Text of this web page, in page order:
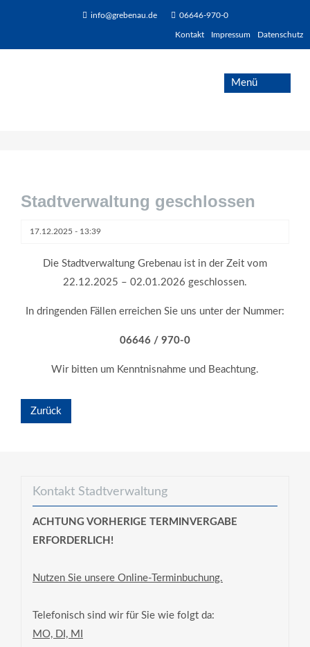
info@grebenau.de 06646-970-0
Kontakt Impressum Datenschutz
Stadtverwaltung geschlossen
17.12.2025 - 13:39
Die Stadtverwaltung Grebenau ist in der Zeit vom
22.12.2025 – 02.01.2026 geschlossen.
In dringenden Fällen erreichen Sie uns unter der Nummer:
06646 / 970-0
Wir bitten um Kenntnisnahme und Beachtung.
Zurück
Kontakt Stadtverwaltung
ACHTUNG VORHERIGE TERMINVERGABE
ERFORDERLICH!
Nutzen Sie unsere Online-Terminbuchung.
Telefonisch sind wir für Sie wie folgt da:
MO, DI, MI